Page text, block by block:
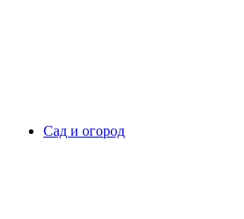
Сад и огород